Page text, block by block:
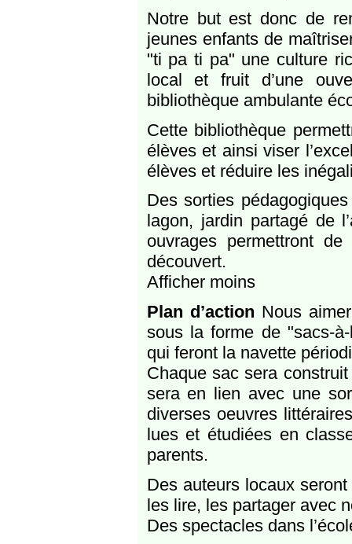
Notre but est donc de
jeunes enfants de
"ti pa ti pa" une culture
local et fruit d’une
bibliothèque ambulante
Cette bibliothèque
élèves et ainsi viser
élèves et réduire les
Des sorties
lagon, jardin partagé de
ouvrages permettront
découvert.
Afficher moins
Plan d’action Nous
sous la forme de "sacs-
qui feront la navette
Chaque sac sera
sera en lien avec une
diverses oeuvres
lues et étudiées en
parents.
Des auteurs locaux
les lire, les partager avec
Des spectacles dans